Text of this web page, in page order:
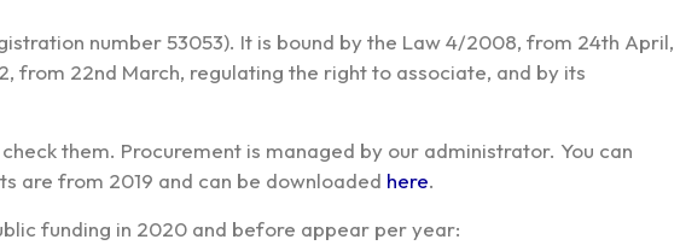
number 53053). It is bound by the Law 4/2008, from 24th April,
from 22nd March, regulating the right to associate, and by its
them. Procurement is managed by our administrator. You can
are from 2019 and can be downloaded here.
funding in 2020 and before appear per year: